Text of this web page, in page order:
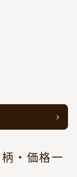
・価格一